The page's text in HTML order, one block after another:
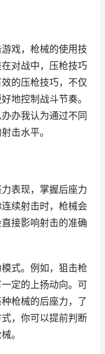
戏，枪械的使用技
对战中，压枪技巧
的压枪技巧，不仅
地控制战斗节奏。
办我认为通过不同
击水平。
表现，掌握后座力
续射击时，枪械会
接影响射击的准确
式。例如，狙击枪
定的上扬动向。可
枪械的后座力，了
，你可以提前判断
。